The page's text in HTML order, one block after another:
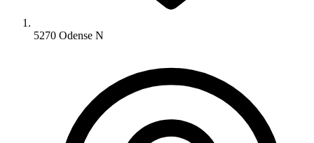
5270 Odense N